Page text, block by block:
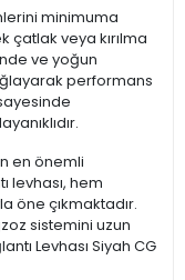
minimuma
veya kırılma
ve yoğun
performans
en önemli
levhası, hem
öne çıkmaktadır.
sistemini uzun
Levhası Siyah CG